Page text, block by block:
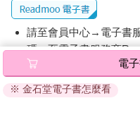
請至會員中心→電子書
碼』至電子書服務商
退換貨須知：
因版權保護，您在金石
電
※ 金石堂電子書怎麼看